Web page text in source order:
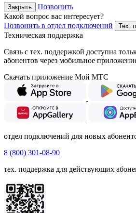
Закрыть
Позвонить
Какой вопрос вас интересует?
Позвонить в отдел подключений
Тех.
Техническая поддержка
Связь с тех. поддержкой доступна
абонентов через мобильное
Скачать приложение Мой МТС
отдел подключений для новых
8 (800) 301-08-90
тех. поддержка для действующих